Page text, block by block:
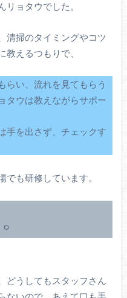
ョタウでした。
清掃のタイミングやコツ
えるつもりで、
い、流れを見てもらう
ウは教えながらサポー
を出さず、チェックす
でも研修しています。
どうしてもスタッフさん